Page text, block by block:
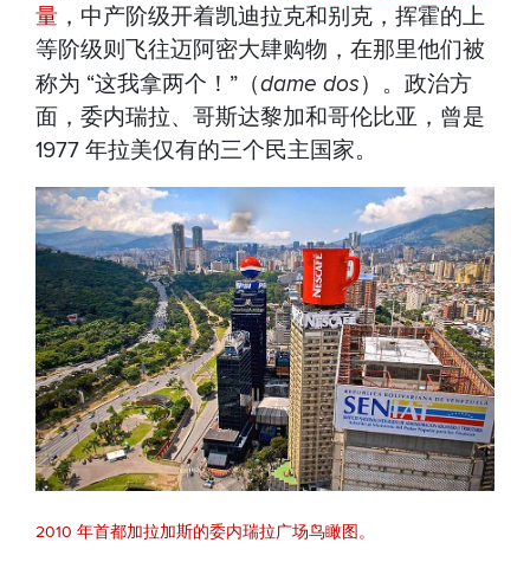
量 ，中产阶级开着凯迪拉克和别克，挥霍的上
等阶级则飞往迈阿密大肆购物，在那里他们被
称为 “这我拿两个！”（dame dos）。政治方
面，委内瑞拉、哥斯达黎加和哥伦比亚，曾是
1977 年拉美仅有的三个民主国家。
2010 年首都加拉加斯的委内瑞拉广场鸟瞰图。